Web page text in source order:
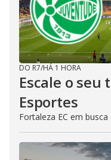
DO R7/HÁ 1 HORA
Escale o seu
Esportes
Fortaleza EC em